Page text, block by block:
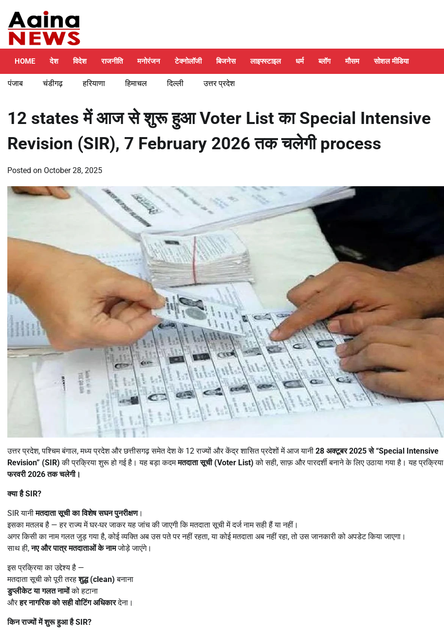
content
HOME देश विदेश राजनीति मनोरंजन टेक्नोलॉजी बिजनेस लाइफ्स्टाइल धर्म ब्लॉग मौसम सोशल मीडिया
पंजाब चंडीगढ़ हरियाणा हिमाचल दिल्ली उत्तर प्रदेश
12 states में आज से शुरू हुआ Voter List का Special Intensive
Revision (SIR), 7 February 2026 तक चलेगी process
Posted on October 28, 2025
उत्तर प्रदेश, पश्चिम बंगाल, मध्य प्रदेश और छत्तीसगढ़ समेत देश के 12 राज्यों और केंद्र शासित प्रदेशों में आज यानी 28 अक्टूबर2025से“Special Intensive
Revision” (SIR) की प्रक्रिया शुरू हो गई है। यह बड़ा कदममतदाता सूची (Voter List) को सही, साफ़ और पारदर्शी बनाने के लिए उठाया गया है। यह प्रक्रिया
फरवरी2026तक चलेगी।
क्या हैSIR?
SIR यानीमतदाता सूची का विशेष सघन पुनरीक्षण।
इसका मतलब है — हर राज्य में घर-घर जाकर यह जांच की जाएगी कि मतदाता सूची में दर्ज नाम सही हैं या नहीं।
अगर किसी का नाम गलत जुड़ गया है, कोई व्यक्ति अब उस पते पर नहीं रहता, या कोई मतदाता अब नहीं रहा, तो उस जानकारी को अपडेट किया जाएगा।
साथ ही,नए और पात्र मतदाताओं के नामजोड़े जाएंगे।
इस प्रक्रिया का उद्देश्य है —
मतदाता सूची को पूरी तरहशुद्ध (clean) बनाना
डुप्लीकेट या गलत नामोंको हटाना
औरहर नागरिक को सही वोटिंग अधिकारदेना।
किन राज्यों में शुरू हुआ हैSIR?